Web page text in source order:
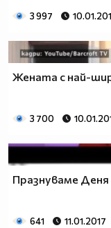
3 997
Жената с най-
3 700
Празнуваме
641 11.01.2017